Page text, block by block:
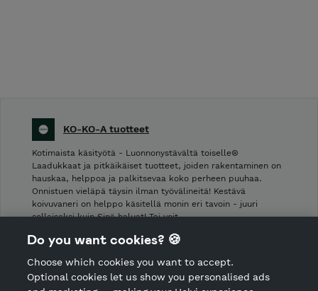
KO-KO-A tuotteet
Kotimaista käsityötä - Luonnonystävältä toiselle®
Laadukkaat ja pitkäikäiset tuotteet, joiden rakentaminen on
hauskaa, helppoa ja palkitsevaa koko perheen puuhaa.
Onnistuen vieläpä täysin ilman työvälineitä! Kestävä
koivuvaneri on helppo käsitellä monin eri tavoin - juuri
sellaiseksi kuin Sinä haluat! Tai voit …
Shop Terms and Conditions
CANCEL ORDER
Do you want cookies? 🍪
Choose which cookies you want to accept.
Optional cookies let us show you personalised ads